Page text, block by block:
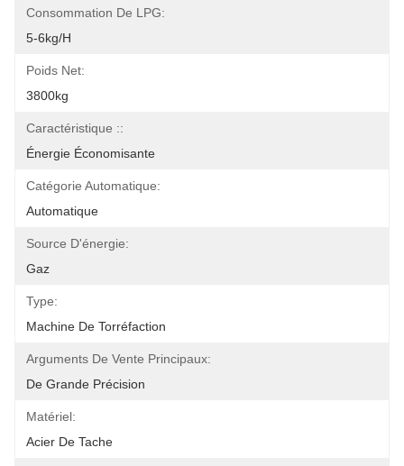
Consommation De LPG:
5-6kg/h
Poids Net:
3800kg
Caractéristique ::
Énergie Économisante
Catégorie Automatique:
Automatique
Source D'énergie:
Gaz
Type:
Machine De Torréfaction
Arguments De Vente Principaux:
De Grande Précision
Matériel:
Acier De Tache